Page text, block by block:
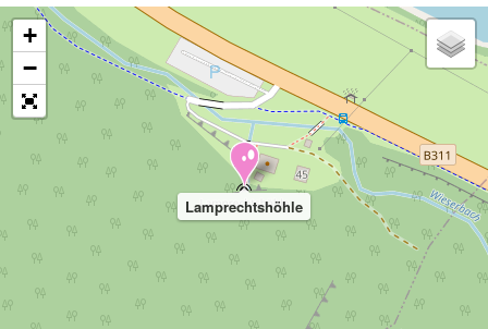
Lamprechtshöhle
+
−